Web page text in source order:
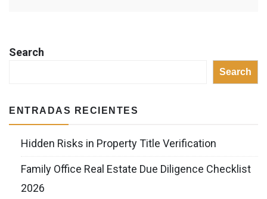
Search
Search
ENTRADAS RECIENTES
Hidden Risks in Property Title Verification
Family Office Real Estate Due Diligence Checklist
2026